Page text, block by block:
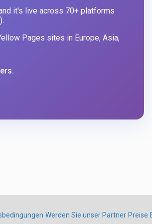
it's live across 70+ platforms
Pages sites in Europe, Asia,
Werden Sie unser Partner Preise